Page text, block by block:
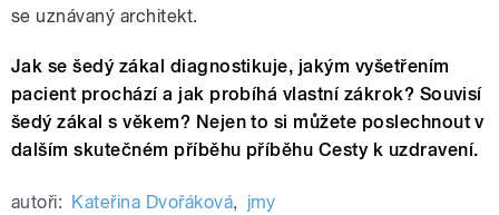
se uznávaný architekt.
Jak se šedý zákal diagnostikuje, jakým vyšetřením
pacient prochází a jak probíhá vlastní zákrok? Souvisí
šedý zákal s věkem? Nejen to si můžete poslechnout v
dalším skutečném příběhu příběhu Cesty k uzdravení.
autoři: Kateřina Dvořáková, jmy